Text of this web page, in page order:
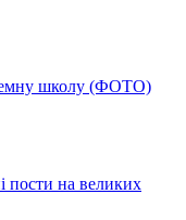
школу (ФОТО)
пости на великих